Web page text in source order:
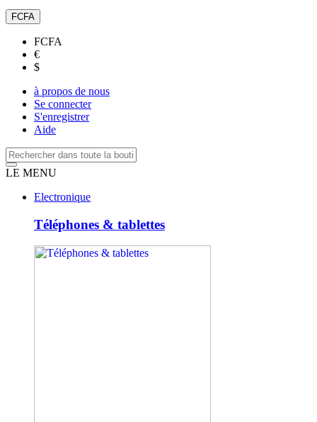
FCFA
FCFA
€
$
à propos de nous
Se connecter
S'enregistrer
Aide
LE MENU
Electronique
Téléphones & tablettes